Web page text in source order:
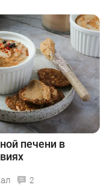
печени в
2